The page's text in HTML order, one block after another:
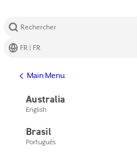
Rechercher
FR | FR
Main Menu
Australia
English
Brasil
Português
Nous contacter
Main Menu
Centre d'assistance
Assistance produits